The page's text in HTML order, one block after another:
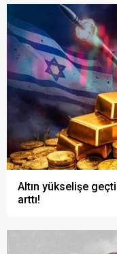
Altın yükselişe
arttı!